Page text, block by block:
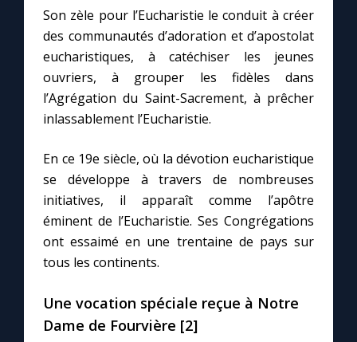
Me consacrer à Jésus par Marie
Mes intentions de prière
Une Minute avec Marie
Une neuvaine
À la une
1000 Raisons de Croire
Chapelet pour le monde
Son zèle pour l’Eucharistie le conduit à créer
des communautés d’adoration et d’apostolat
eucharistiques, à catéchiser les jeunes
ouvriers, à grouper les fidèles dans
l’Agrégation du Saint-Sacrement, à prêcher
inlassablement l’Eucharistie.
En ce 19e siècle, où la dévotion eucharistique
se développe à travers de nombreuses
initiatives, il apparaît comme l’apôtre
éminent de l’Eucharistie. Ses Congrégations
ont essaimé en une trentaine de pays sur
tous les continents.
Une vocation spéciale reçue à Notre
Dame de Fourvière [2]